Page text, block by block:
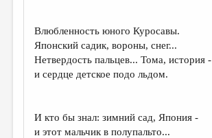
КОНКУРСЫ
ДЕТСКАЯ КОМНАТА
КНИЖНАЯ ПОЛКА
СТРАНИЦЫ ПАМЯТИ
Влюбленность юного Куросавы.
Японский садик, вороны, снег...
Нетвердость пальцев... Тома, история -
и сердце детское подо льдом.
И кто бы знал: зимний сад, Япония -
и этот мальчик в полупальто...